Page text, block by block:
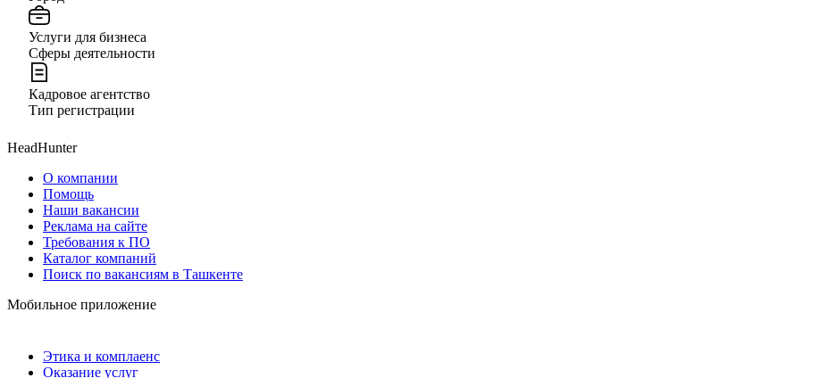
Услуги для бизнеса
Сферы деятельности
Кадровое агентство
Тип регистрации
HeadHunter
О компании
Помощь
Наши вакансии
Реклама на сайте
Требования к ПО
Каталог компаний
Поиск по вакансиям в Ташкенте
Мобильное приложение
Этика и комплаенс
Оказание услуг